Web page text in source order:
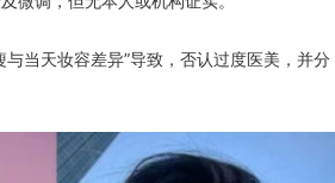
当天妆容差异”导致，否认过度医美，并分